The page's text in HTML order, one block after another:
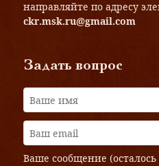
направляйте по адресу
ckr.msk.ru@gmail.com
Задать вопрос
Ваше сообщение (осталось